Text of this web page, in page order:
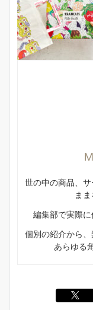
世の中の商品、
ま
編集部で実際に
個別の紹介から
あらゆる